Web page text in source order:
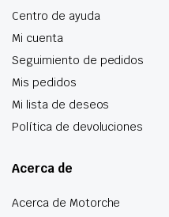
Centro de ayuda
Mi cuenta
Seguimiento de pedidos
Mis pedidos
Mi lista de deseos
Política de devoluciones
Acerca de
Acerca de Motorche